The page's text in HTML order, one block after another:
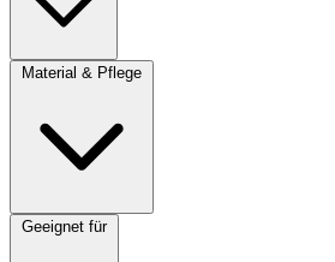
Material & Pflege
Geeignet für